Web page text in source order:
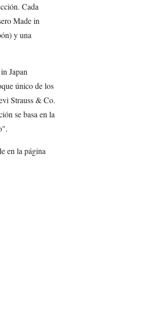
Cada
Made in
y una
Japan
único de los
Strauss & Co.
se basa en la
en la página